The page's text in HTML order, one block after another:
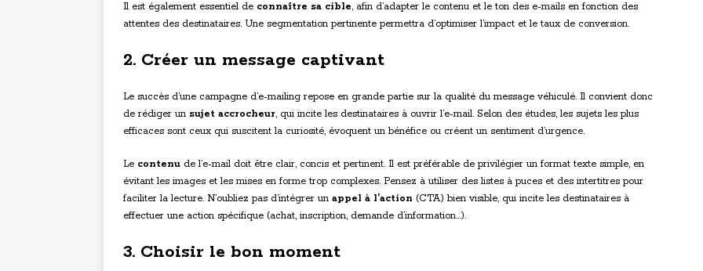
Il est également essentiel de connaître sa cible, afin d’adapter le contenu et le ton des e-mails en fonction des
attentes des destinataires. Une segmentation pertinente permettra d’optimiser l’impact et le taux de conversion.
2. Créer un message captivant
Le succès d’une campagne d’e-mailing repose en grande partie sur la qualité du message véhiculé. Il convient donc
de rédiger un sujet accrocheur, qui incite les destinataires à ouvrir l’e-mail. Selon des études, les sujets les plus
efficaces sont ceux qui suscitent la curiosité, évoquent un bénéfice ou créent un sentiment d’urgence.
Le contenu de l’e-mail doit être clair, concis et pertinent. Il est préférable de privilégier un format texte simple, en
évitant les images et les mises en forme trop complexes. Pensez à utiliser des listes à puces et des intertitres pour
faciliter la lecture. N’oubliez pas d’intégrer un appel à l’action (CTA) bien visible, qui incite les destinataires à
effectuer une action spécifique (achat, inscription, demande d’information…).
3. Choisir le bon moment